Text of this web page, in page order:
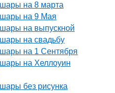
на 8 марта
на 9 Мая
на выпускной
на свадьбу
на 1 Сентября
на Хеллоуин
без рисунка